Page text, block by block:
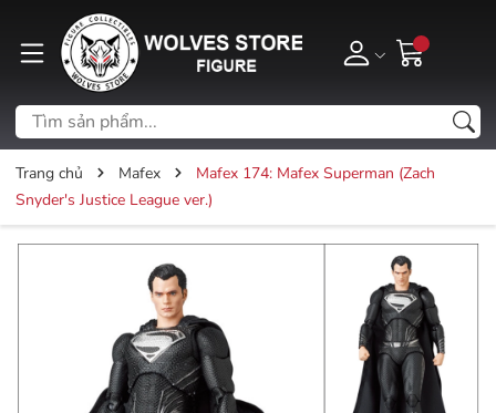
Trang chủ Mafex
Mafex 174: Mafex Superman (Zach
Snyder's Justice League ver.)